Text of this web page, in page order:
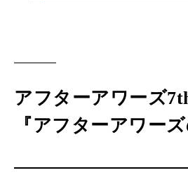
アフターアワーズ
『アフターアワー